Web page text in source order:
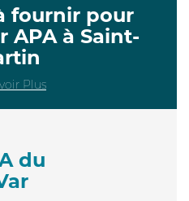
fournir pour
APA à Saint-
Plus
du